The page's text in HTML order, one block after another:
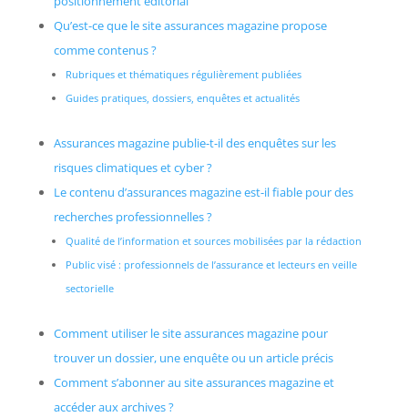
Qu’est-ce que le site assurances magazine propose
comme contenus ?
Rubriques et thématiques régulièrement publiées
Guides pratiques, dossiers, enquêtes et actualités
Assurances magazine publie-t-il des enquêtes sur les
risques climatiques et cyber ?
Le contenu d’assurances magazine est-il fiable pour des
recherches professionnelles ?
Qualité de l’information et sources mobilisées par la rédaction
Public visé : professionnels de l’assurance et lecteurs en veille
sectorielle
Comment utiliser le site assurances magazine pour
trouver un dossier, une enquête ou un article précis
Comment s’abonner au site assurances magazine et
accéder aux archives ?